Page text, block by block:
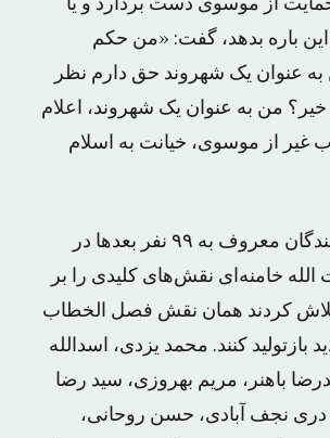
از موسوی دست بردارد و یا
باره بدهد، گفت: «من حکم
به عنوان یک شهروند حق دارم نظر
خیر؟ من به عنوان یک شهروند، اعلام
غیر از موسوی، خیانت به اسلام
اکثر اعضای نمایندگان معروف به ۹۹ نفر بعد‌ها در
الله خامنه‌ای نقش‌های کلیدی را بر
تلاش کردند‌‌ همان نقش فصل الخطاب
بازتولید کنند. محمد یزدی، اسدالله
باهنر، مریم بهروزی، سید رضا
دری نجف آبادی، حسن روحانی،